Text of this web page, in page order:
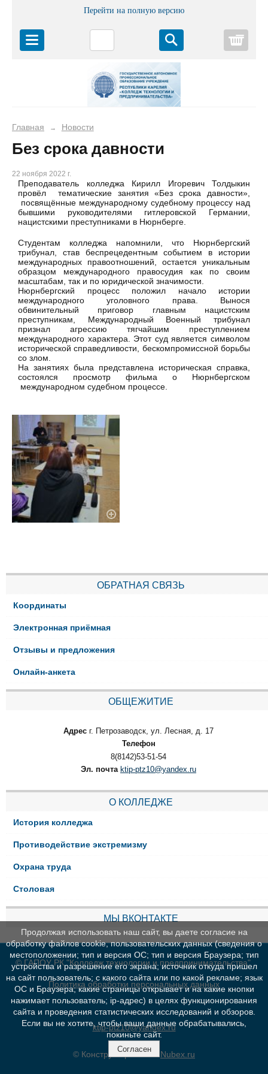
Перейти на полную версию
Главная → Новости
Без срока давности
22 ноября 2022 г.
Преподаватель колледжа Кирилл Игоревич Толдыкин
провёл тематические занятия «Без срока давности»,
посвящённые международному судебному процессу над
бывшими руководителями гитлеровской Германии,
нацистскими преступниками в Нюрнберге.
Студентам колледжа напомнили, что Нюрнбергский
трибунал, став беспрецедентным событием в истории
международных правоотношений, остается уникальным
образцом международного правосудия как по своим
масштабам, так и по юридической значимости.
Нюрнбергский процесс положил начало истории
международного уголовного права. Вынося
обвинительный приговор главным нацистским
преступникам, Международный Военный трибунал
признал агрессию тягчайшим преступлением
международного характера. Этот суд является символом
исторической справедливости, бескомпромиссной борьбы
со злом.
На занятиях была представлена историческая справка,
состоялся просмотр фильма о Нюрнбергском
международном судебном процессе.
ОБРАТНАЯ СВЯЗЬ
Координаты
Электронная приёмная
Отзывы и предложения
Онлайн-анкета
ОБЩЕЖИТИЕ
Адрес г. Петрозаводск, ул. Лесная, д. 17
Телефон
8(8142)53-51-54
Эл. почта ktip-ptz10@yandex.ru
О КОЛЛЕДЖЕ
История колледжа
Противодействие экстремизму
Охрана труда
Столовая
МЫ ВКОНТАКТЕ
© ГАПОУ РК "Колледж технологии и предпринимательства"
Политика обработки персональных данных
ktip-ptz10@yandex.ru
© Конструктор сайтов Nubex.ru
Продолжая использовать наш сайт, вы даете согласие на
обработку файлов cookie, пользовательских данных (сведения о
местоположении; тип и версия ОС; тип и версия Браузера; тип
устройства и разрешение его экрана; источник откуда пришел
на сайт пользователь; с какого сайта или по какой рекламе; язык
ОС и Браузера; какие страницы открывает и на какие кнопки
нажимает пользователь; ip-адрес) в целях функционирования
сайта и проведения статистических исследований и обзоров.
Если вы не хотите, чтобы ваши данные обрабатывались,
покиньте сайт.
Согласен